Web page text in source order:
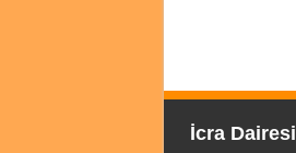
İcra Dairesi